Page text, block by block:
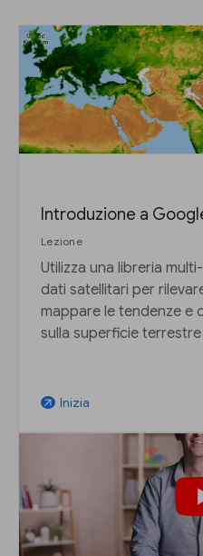
Introduzione a
Lezione
Utilizza una libreria
dati satellitari per
mappare le tendenze e
sulla superficie terrestre
arrow_outward Inizia